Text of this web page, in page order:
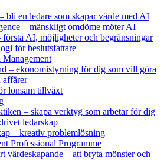
bli en ledare som skapar värde med AI
– mänskligt omdöme möter AI
AI, möjligheter och begränsningar
för beslutsfattare
– ekonomistyrning för dig som vill göra
affärer
lönsam tillväxt
– skapa verktyg som arbetar för dig
ledarskap
– kreativ problemlösning
Professional Programme
värdeskapande – att bryta mönster och